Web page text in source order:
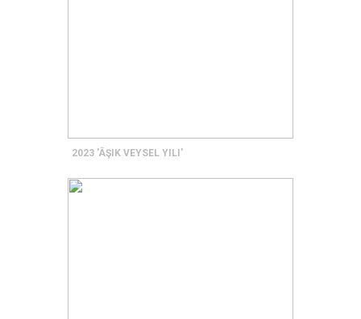
2023 'ÂŞIK VEYSEL YILI'